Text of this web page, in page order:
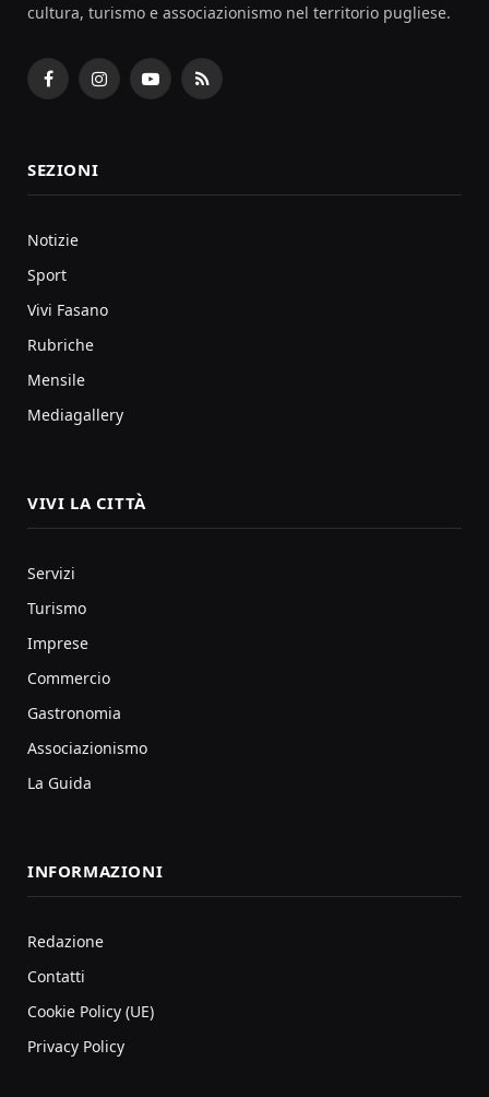
cultura, turismo e associazionismo nel territorio pugliese.
FacebookInstagramYouTubeRSS
SEZIONI
Notizie
Sport
Vivi Fasano
Rubriche
Mensile
Mediagallery
VIVI LA CITTÀ
Servizi
Turismo
Imprese
Commercio
Gastronomia
Associazionismo
La Guida
INFORMAZIONI
Redazione
Contatti
Cookie Policy (UE)
Privacy Policy